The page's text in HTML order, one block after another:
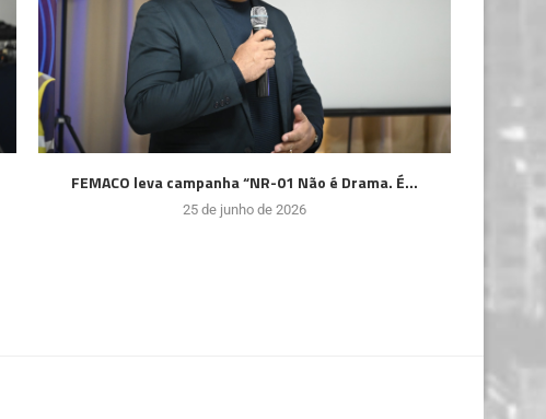
FEMACO leva campanha “NR-01 Não é Drama. É...
25 de junho de 2026